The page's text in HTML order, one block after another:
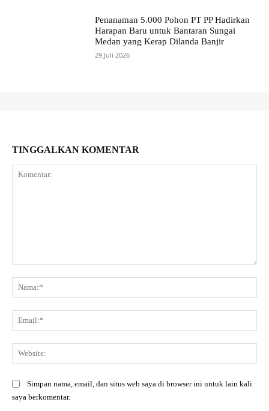
Penanaman 5.000 Pohon PT PP Hadirkan
Harapan Baru untuk Bantaran Sungai
Medan yang Kerap Dilanda Banjir
29 Juli 2026
TINGGALKAN KOMENTAR
Simpan nama, email, dan situs web saya di browser ini untuk lain kali
saya berkomentar.